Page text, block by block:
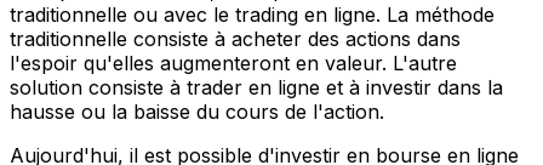
traditionnelle ou avec le trading en ligne. La méthode
traditionnelle consiste à acheter des actions dans
l'espoir qu'elles augmenteront en valeur. L'autre
solution consiste à trader en ligne et à investir dans la
hausse ou la baisse du cours de l'action.
Aujourd'hui, il est possible d'investir en bourse en ligne